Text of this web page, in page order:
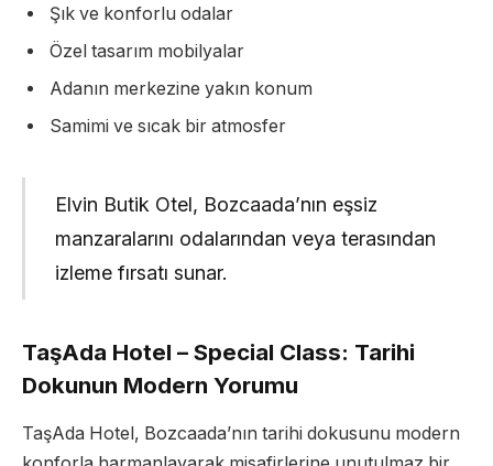
Şık ve konforlu odalar
Özel tasarım mobilyalar
Adanın merkezine yakın konum
Samimi ve sıcak bir atmosfer
Elvin Butik Otel, Bozcaada’nın eşsiz
manzaralarını odalarından veya terasından
izleme fırsatı sunar.
TaşAda Hotel – Special Class: Tarihi
Dokunun Modern Yorumu
TaşAda Hotel, Bozcaada’nın tarihi dokusunu modern